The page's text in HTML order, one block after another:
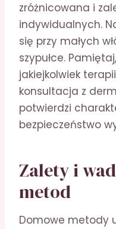
zróżnicowana i
indywidualnych.
się przy małych
szypułce.
jakiejkolwiek
konsultacja z
potwierdzi
bezpieczeństwo
Zalety i
metod
Domowe metody